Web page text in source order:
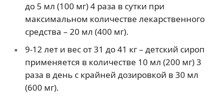
до 5 мл (100 мг) 4 раза в сутки при
максимальном количестве лекарственного
средства – 20 мл (400 мг).
9-12 лет и вес от 31 до 41 кг – детский сироп
применяется в количестве 10 мл (200 мг) 3
раза в день с крайней дозировкой в 30 мл
(600 мг).